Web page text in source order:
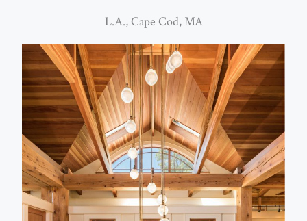
L.A., Cape Cod, MA